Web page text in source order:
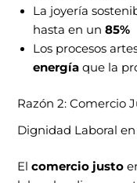
La joyería
hasta en un85%
Los procesos
energía que la
Razón 2: Comercio
Dignidad Laboral
Elcomercio justo